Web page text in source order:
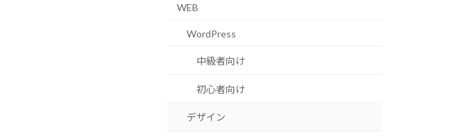
WEB
WordPress
中級者向け
初心者向け
デザイン